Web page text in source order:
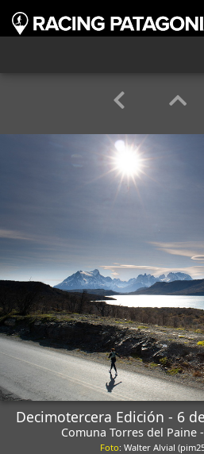
Decimotercera Edición - 6
Comuna Torres del Paine
Foto: Walter Alvial